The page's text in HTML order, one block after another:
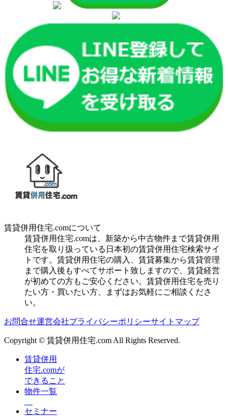
賃貸併用住宅.comについて
賃貸併用住宅.comは、新築から中古物件まで賃貸併用
住宅を取り扱っている日本初の賃貸併用住宅検索サイ
トです。賃貸併用住宅の購入、賃貸募集から賃貸管理
まで購入後もすべてサポート致しますので、賃貸経営
が初めての方もご安心ください。賃貸併用住宅を売り
たい方・買いたい方、まずはお気軽にご相談くださ
い。
お問合せ運営会社プライバシーポリシーサイトマップ
Copyright © 賃貸併用住宅.com All Rights Reserved.
賃貸併用
住宅.comが
できること
物件一覧
セミナー